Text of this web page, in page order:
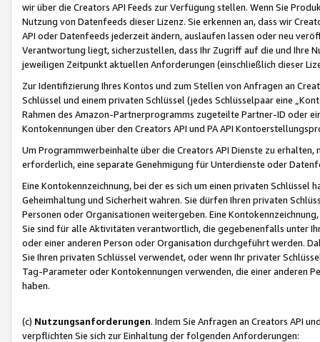
wir über die Creators API Feeds zur Verfügung stellen. Wenn Sie
Nutzung von Datenfeeds dieser Lizenz. Sie erkennen an, dass wir
API oder Datenfeeds jederzeit ändern, auslaufen lassen oder neu
Verantwortung liegt, sicherzustellen, dass Ihr Zugriff auf die und Ihre
jeweiligen Zeitpunkt aktuellen Anforderungen (einschließlich dieser
Zur Identifizierung Ihres Kontos und zum Stellen von Anfragen an
Schlüssel und einem privaten Schlüssel (jedes Schlüsselpaar eine
Rahmen des Amazon-Partnerprogramms zugeteilte Partner-ID oder
Kontokennungen über den Creators API und PA API
Um Programmwerbeinhalte über die Creators API Dienste zu
erforderlich, eine separate Genehmigung für Unterdienste oder
Eine Kontokennzeichnung, bei der es sich um einen privaten
Geheimhaltung und Sicherheit wahren. Sie dürfen Ihren privaten
Personen oder Organisationen weitergeben. Eine
Sie sind für alle Aktivitäten verantwortlich, die gegebenenfalls unter
oder einer anderen Person oder Organisation durchgeführt werden.
Sie Ihren privaten Schlüssel verwendet, oder wenn Ihr privater
Tag-Parameter oder Kontokennungen verwenden, die einer anderen
haben.
(c) Nutzungsanforderungen. Indem Sie Anfragen an Creators API
verpflichten Sie sich zur Einhaltung der folgenden Anforderungen: